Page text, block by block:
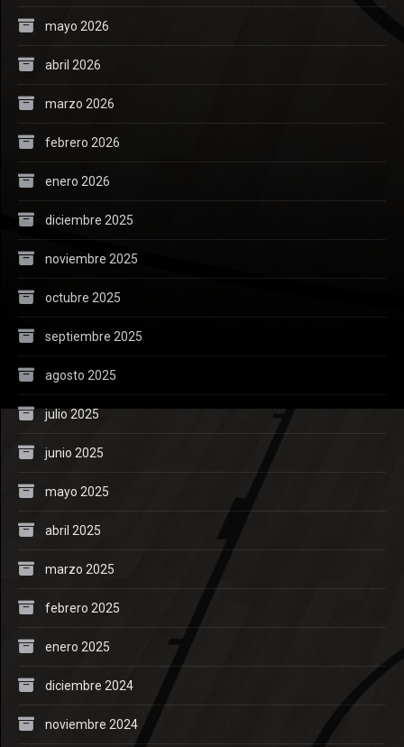
mayo 2026
abril 2026
marzo 2026
febrero 2026
enero 2026
diciembre 2025
noviembre 2025
octubre 2025
septiembre 2025
agosto 2025
julio 2025
junio 2025
mayo 2025
abril 2025
marzo 2025
febrero 2025
enero 2025
diciembre 2024
noviembre 2024